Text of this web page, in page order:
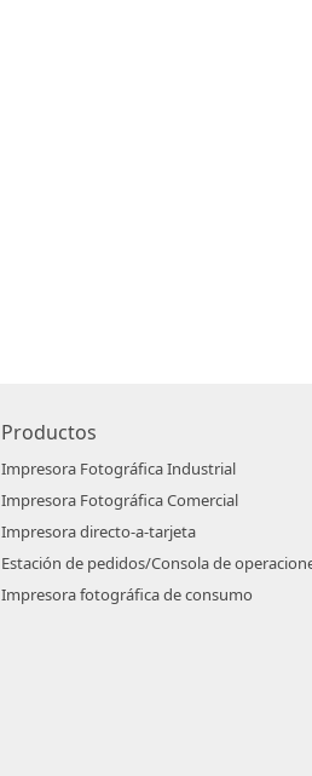
Productos
Impresora Fotográfica Industrial
Impresora Fotográfica Comercial
Impresora directo-a-tarjeta
Estación de pedidos/Consola de
Impresora fotográfica de consumo